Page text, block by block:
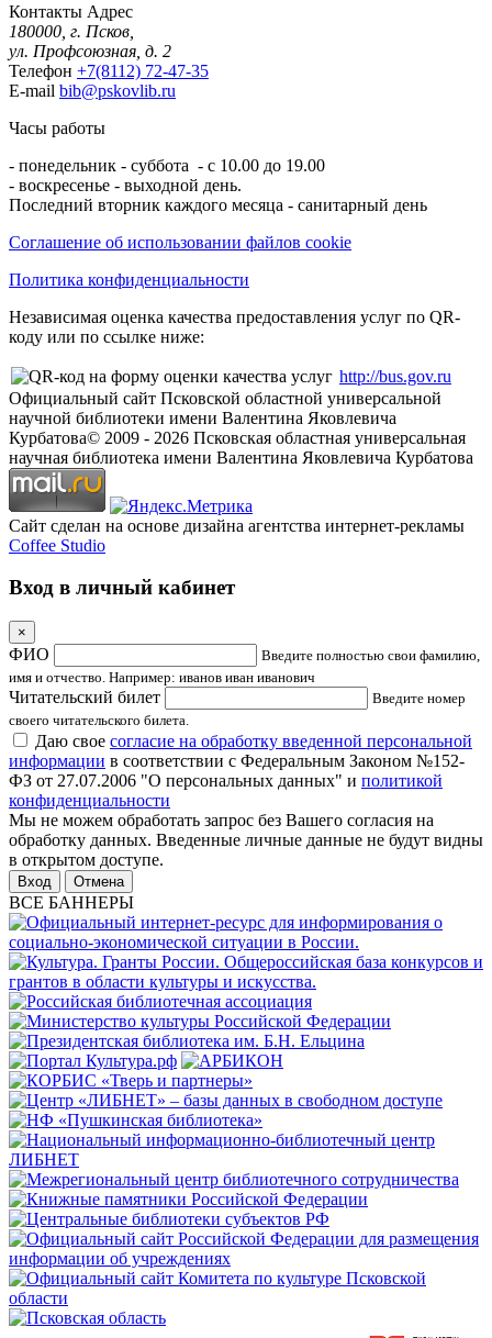
Контакты Адрес
180000, г. Псков,
ул. Профсоюзная, д. 2
Телефон +7(8112) 72-47-35
E-mail bib@pskovlib.ru
Часы работы
- понедельник - суббота - с 10.00 до 19.00
- воскресенье - выходной день.
Последний вторник каждого месяца - санитарный день
Соглашение об использовании файлов cookie
Политика конфиденциальности
Независимая оценка качества предоставления услуг по QR-
коду или по ссылке ниже:
http://bus.gov.ru
Официальный сайт Псковской областной универсальной
научной библиотеки имени Валентина Яковлевича
Курбатова© 2009 - 2026 Псковская областная универсальная
научная библиотека имени Валентина Яковлевича Курбатова
Сайт сделан на основе дизайна агентства интернет-рекламы
Coffee Studio
Вход в личный кабинет
×
ФИО
Введите полностью свои фамилию,
имя и отчество. Например: иванов иван иванович
Читательский билет
Введите номер
своего читательского билета.
Даю свое согласие на обработку введенной персональной
информации в соответствии с Федеральным Законом №152-
ФЗ от 27.07.2006 "О персональных данных" и политикой
конфиденциальности
Мы не можем обработать запрос без Вашего согласия на
обработку данных. Введенные личные данные не будут видны
в открытом доступе.
Отмена
ВСЕ БАННЕРЫ